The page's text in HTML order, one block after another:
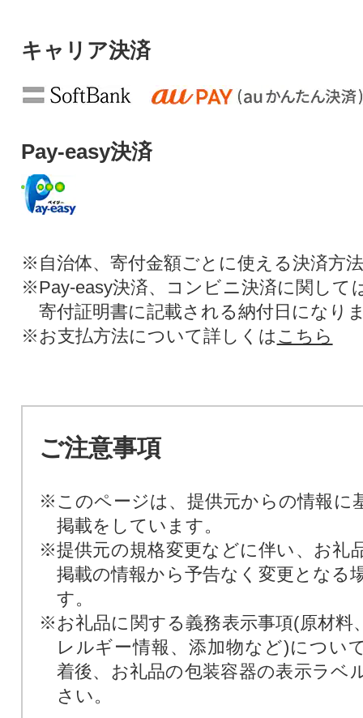
キャリア決済
Pay-easy決済
※自治体、寄付金額ごとに使える決済方
※Pay-easy決済、コンビニ決済に関して
寄付証明書に記載される納付日になり
※お支払方法について詳しくは こちら
ご注意事項
※このページは、提供元からの情報に
掲載をしています。
※提供元の規格変更などに伴い、お礼
掲載の情報から予告なく変更となる
す。
※お礼品に関する義務表示事項(原材料
レルギー情報、添加物など)につい
着後、お礼品の包装容器の表示ラベ
さい。